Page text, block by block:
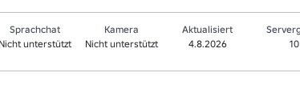
Sprachchat
Nicht unterstützt
Kamera
Nicht unterstützt
Aktualisiert
4.8.2026
10